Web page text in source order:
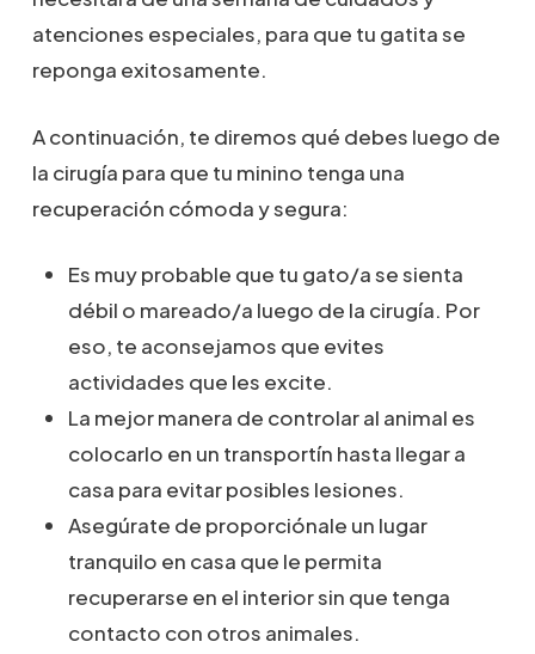
atenciones especiales, para que tu gatita se
reponga exitosamente.
A continuación, te diremos qué debes luego de
la cirugía para que tu minino tenga una
recuperación cómoda y segura:
Es muy probable que tu gato/a se sienta
débil o mareado/a luego de la cirugía. Por
eso, te aconsejamos que evites
actividades que les excite.
La mejor manera de controlar al animal es
colocarlo en un transportín hasta llegar a
casa para evitar posibles lesiones.
Asegúrate de proporciónale un lugar
tranquilo en casa que le permita
recuperarse en el interior sin que tenga
contacto con otros animales.